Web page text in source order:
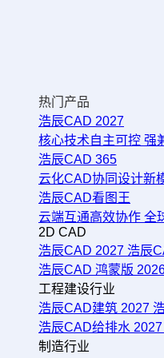
热门产品
浩辰CAD 2027
核心技术自主可控 强
浩辰CAD 365
云化CAD协同设计新
浩辰CAD看图王
云端互通高效协作 全
2D CAD
浩辰CAD 2027 浩辰
浩辰CAD 鸿蒙版
工程建设行业
浩辰CAD建筑 2027
浩辰CAD给排水 2027
制造行业